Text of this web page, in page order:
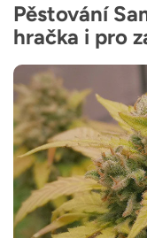
Pěstování
hračka i pro